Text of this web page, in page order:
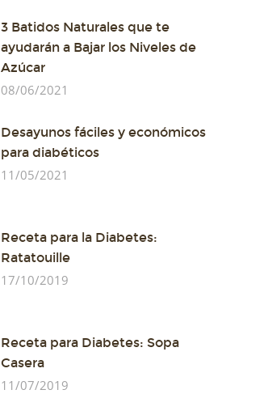
3 Batidos Naturales que te
ayudarán a Bajar los Niveles de
Azúcar
08/06/2021
Desayunos fáciles y económicos
para diabéticos
11/05/2021
Receta para la Diabetes:
Ratatouille
17/10/2019
Receta para Diabetes: Sopa
Casera
11/07/2019